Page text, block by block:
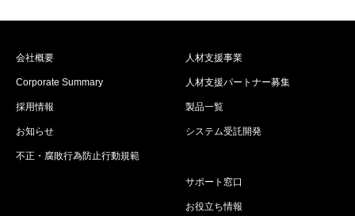
会社概要
Corporate Summary
採用情報
お知らせ
不正・腐敗行為防止行動規範
人材支援事業
人材支援パートナー募集
製品一覧
システム受託開発
サポート窓口
お役立ち情報